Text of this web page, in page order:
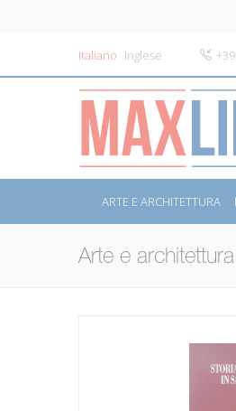
Italiano Inglese
ARTE E ARCHITETTURA
Arte e architettura